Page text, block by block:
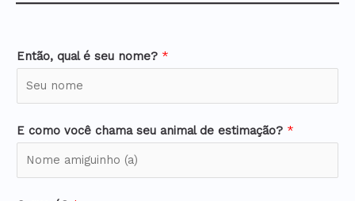
Então, qual é seu nome? *
E como você chama seu animal de estimação? *